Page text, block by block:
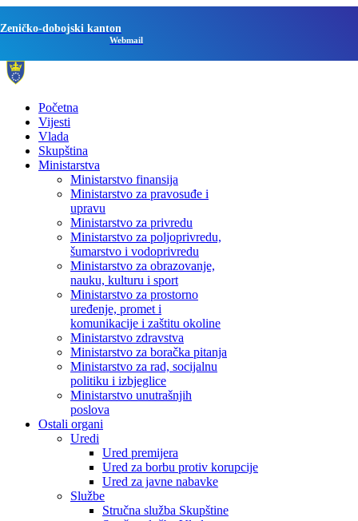
Zeničko-dobojski kanton
Webmail
Početna
Vijesti
Vlada
Skupština
Ministarstva
Ministarstvo finansija
Ministarstvo za pravosuđe i
upravu
Ministarstvo za privredu
Ministarstvo za poljoprivredu,
šumarstvo i vodoprivredu
Ministarstvo za obrazovanje,
nauku, kulturu i sport
Ministarstvo za prostorno
uređenje, promet i
komunikacije i zaštitu okoline
Ministarstvo zdravstva
Ministarstvo za boračka pitanja
Ministarstvo za rad, socijalnu
politiku i izbjeglice
Ministarstvo unutrašnjih
poslova
Ostali organi
Uredi
Ured premijera
Ured za borbu protiv korupcije
Ured za javne nabavke
Službe
Stručna služba Skupštine